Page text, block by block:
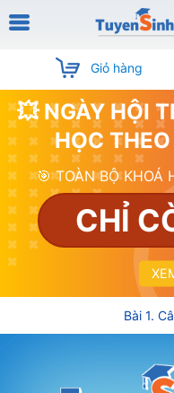
Giỏ hàng
💥 NGÀY HỘI
HỌC THEO
🎯 TOÀN BỘ KHOÁ
CHỈ
Bài 1.